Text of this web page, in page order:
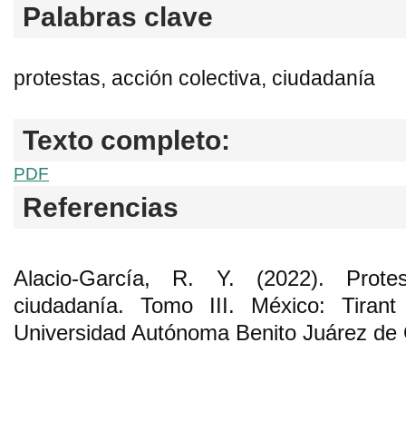
Palabras clave
protestas, acción colectiva, ciudadanía
Texto completo:
PDF
Referencias
Alacio-García, R. Y. (2022).
ciudadanía. Tomo III. México:
Universidad Autónoma Benito Juárez